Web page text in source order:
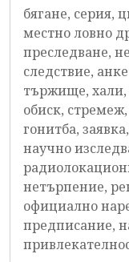
бягане, серия,
местно ловно
преследване,
следствие,
тържище, хали,
обиск,
гонитба,
научно
нетърпение,
официално
предписание,